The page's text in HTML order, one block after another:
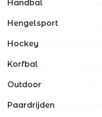
Handbal
Hengelsport
Hockey
Korfbal
Outdoor
Paardrijden